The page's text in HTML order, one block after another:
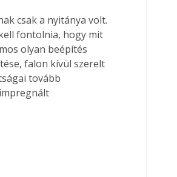
csak a nyitánya volt.
fontolnia, hogy mit
olyan beépítés
falon kívül szerelt
tovább